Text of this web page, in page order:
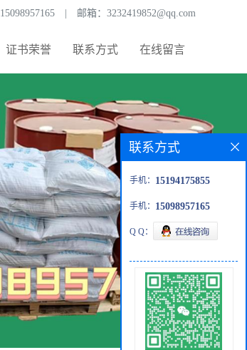
15098957165 邮箱： 3232419852@qq.com
证书荣誉 联系方式 在线留言
联系方式
手机： 15194175855
手机： 15098957165
Q Q：